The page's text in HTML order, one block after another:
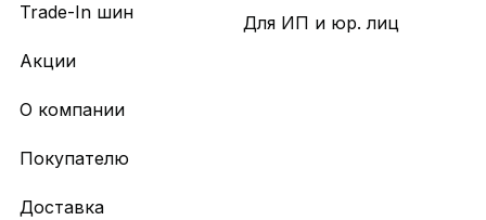
Trade-In шин
Акции
Для ИП и юр. лиц
О компании
Покупателю
Доставка